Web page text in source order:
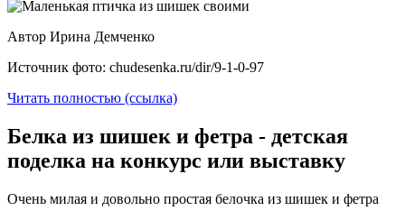
Автор Ирина Демченко
Источник фото: chudesenka.ru/dir/9-1-0-97
Читать полностью (ссылка)
Белка из шишек и фетра - детская
поделка на конкурс или выставку
Очень милая и довольно простая белочка из шишек и фетра